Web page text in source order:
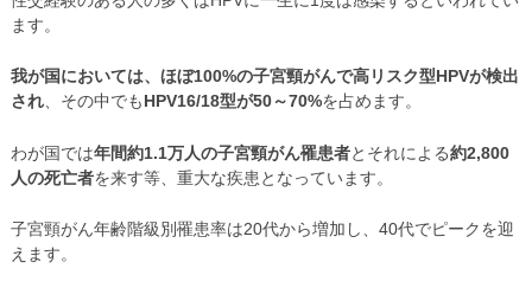
ます。
我が国においては、ほぼ100%の子宮頸がんで高リスク型HPVが検出
され、その中でもHPV16/18型が50～70%を占めます。
わが国では年間約1.1万人の子宮頸がん罹患者とそれによる約2,800
人の死亡者を来す等、重大な疾患となっています。
子宮頸がん年齢階級別罹患率は20代から増加し、40代でピークを迎
えます。